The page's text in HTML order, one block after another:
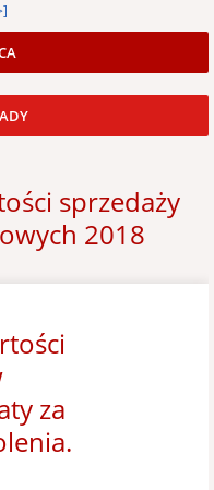
sprzedaży
2018
za